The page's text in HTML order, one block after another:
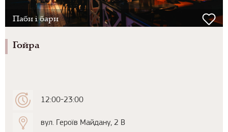
Паби і бари
Гойра
12:00-23:00
вул. Героїв Майдану, 2 В